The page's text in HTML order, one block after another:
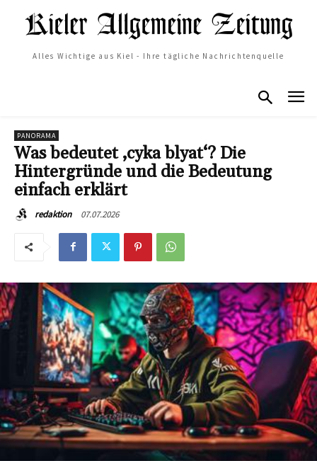
Alles Wichtige aus Kiel - Ihre tägliche Nachrichtenquelle
PANORAMA
Was bedeutet ‚cyka blyat‘? Die
Hintergründe und die Bedeutung
einfach erklärt
redaktion 07.07.2026